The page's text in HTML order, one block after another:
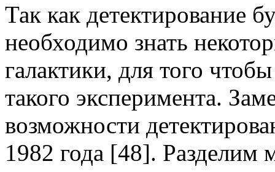
Так как детектирование
необходимо знать
галактики, для того
такого эксперимента.
возможности
1982 года [48]. Разделим